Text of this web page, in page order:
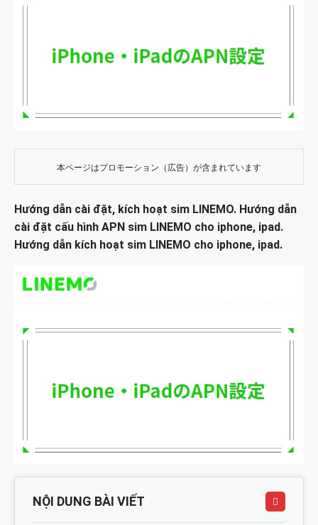
本ページはプロモーション（広告）が含まれています
Hướng dẫn cài đặt, kích hoạt sim LINEMO. Hướng dẫn
cài đặt cấu hình APN sim LINEMO cho iphone, ipad.
Hướng dẫn kích hoạt sim LINEMO cho iphone, ipad.
NỘI DUNG BÀI VIẾT